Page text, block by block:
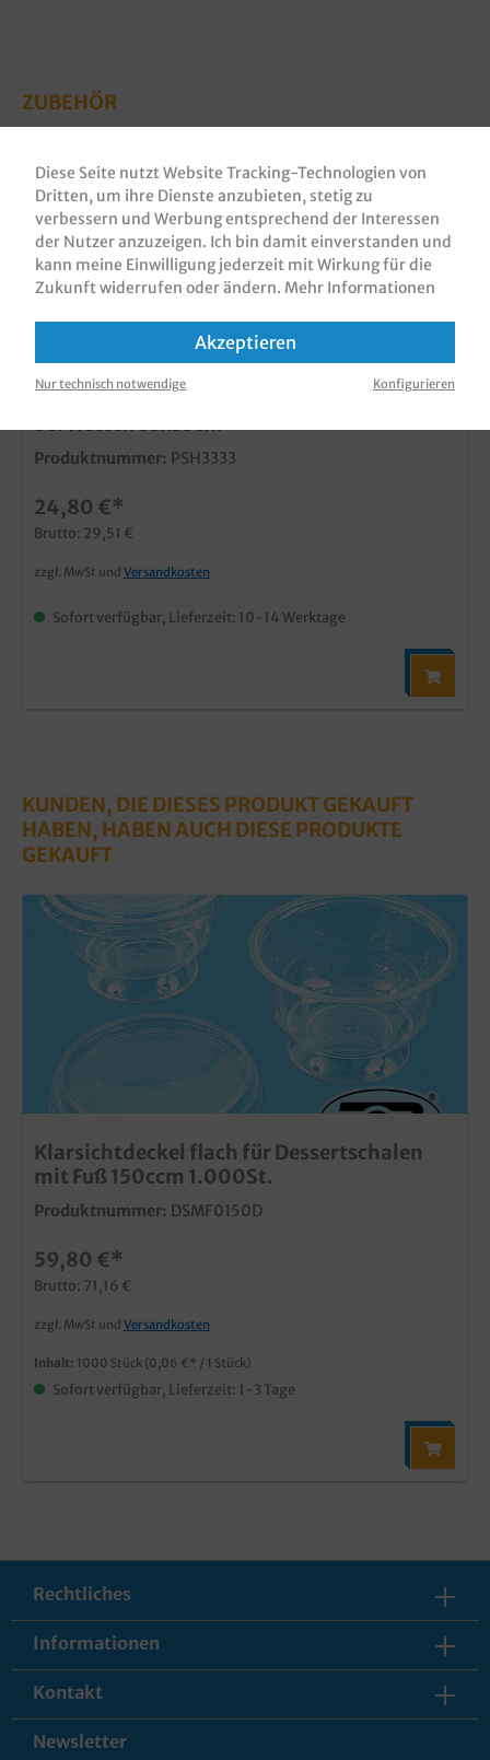
ZUBEHÖR
Serviettenhalter Chrom inkl. Gewicht f.
Produktnummer: PSH3333
24,80 €*
Brutto: 29,51 €
zzgl. MwSt und Versandkosten
Sofort verfügbar, Lieferzeit: 10-14 Werktage
KUNDEN, DIE DIESES PRODUKT GEKAUFT
HABEN, HABEN AUCH DIESE PRODUKTE
GEKAUFT
Klarsichtdeckel flach für Dessertschalen
mit Fuß 150ccm 1.000St.
Produktnummer: DSMF0150D
59,80 €*
Brutto: 71,16 €
zzgl. MwSt und Versandkosten
Inhalt: 1000 Stück (0,06 €* / 1 Stück)
Sofort verfügbar, Lieferzeit: 1-3 Tage
Rechtliches
Informationen
Kontakt
Newsletter
Diese Seite nutzt Website Tracking-Technologien von
Dritten, um ihre Dienste anzubieten, stetig zu
verbessern und Werbung entsprechend der Interessen
der Nutzer anzuzeigen. Ich bin damit einverstanden und
kann meine Einwilligung jederzeit mit Wirkung für die
Zukunft widerrufen oder ändern. Mehr Informationen
Akzeptieren
Nur technisch notwendige Konfigurieren